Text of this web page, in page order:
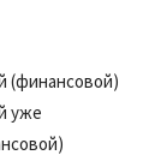
(финансовой)
уже